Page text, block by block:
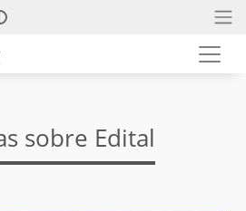
sobre Edital